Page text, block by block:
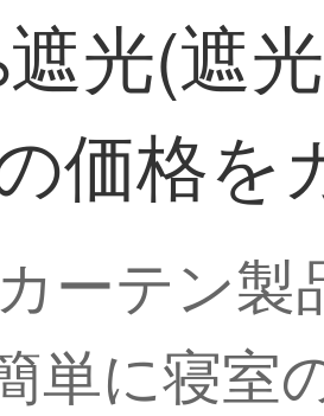
光(遮
価格を
ーテン
単に寝室